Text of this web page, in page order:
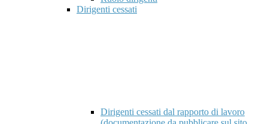
Dirigenti cessati
Dirigenti cessati dal rapporto di lavoro